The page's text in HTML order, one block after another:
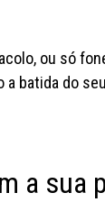
ou só
a batida do
a sua
e quem não foi já
#lojayoucom